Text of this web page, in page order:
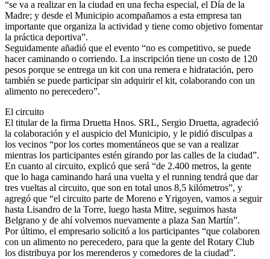
“se va a realizar en la ciudad en una fecha especial, el Día de la
Madre; y desde el Municipio acompañamos a esta empresa tan
importante que organiza la actividad y tiene como objetivo fomentar
la práctica deportiva”.
Seguidamente añadió que el evento “no es competitivo, se puede
hacer caminando o corriendo. La inscripción tiene un costo de 120
pesos porque se entrega un kit con una remera e hidratación, pero
también se puede participar sin adquirir el kit, colaborando con un
alimento no perecedero”.
El circuito
El titular de la firma Druetta Hnos. SRL, Sergio Druetta, agradeció
la colaboración y el auspicio del Municipio, y le pidió disculpas a
los vecinos “por los cortes momentáneos que se van a realizar
mientras los participantes estén girando por las calles de la ciudad”.
En cuanto al circuito, explicó que será “de 2.400 metros, la gente
que lo haga caminando hará una vuelta y el running tendrá que dar
tres vueltas al circuito, que son en total unos 8,5 kilómetros”, y
agregó que “el circuito parte de Moreno e Yrigoyen, vamos a seguir
hasta Lisandro de la Torre, luego hasta Mitre, seguimos hasta
Belgrano y de ahí volvemos nuevamente a plaza San Martín”.
Por último, el empresario solicitó a los participantes “que colaboren
con un alimento no perecedero, para que la gente del Rotary Club
los distribuya por los merenderos y comedores de la ciudad”.